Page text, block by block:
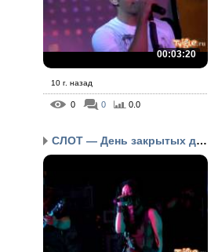
00:03:20
10 г. назад
0 0 0.0
СЛОТ — День закрытых дв...